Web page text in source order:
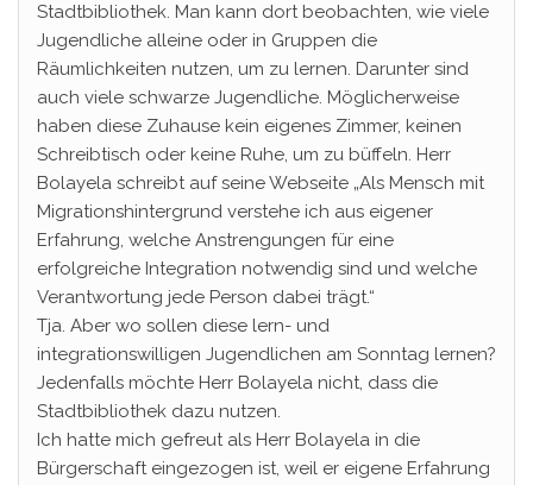
Stadtbibliothek. Man kann dort beobachten, wie viele
Jugendliche alleine oder in Gruppen die
Räumlichkeiten nutzen, um zu lernen. Darunter sind
auch viele schwarze Jugendliche. Möglicherweise
haben diese Zuhause kein eigenes Zimmer, keinen
Schreibtisch oder keine Ruhe, um zu büffeln. Herr
Bolayela schreibt auf seine Webseite „Als Mensch mit
Migrationshintergrund verstehe ich aus eigener
Erfahrung, welche Anstrengungen für eine
erfolgreiche Integration notwendig sind und welche
Verantwortung jede Person dabei trägt.“
Tja. Aber wo sollen diese lern- und
integrationswilligen Jugendlichen am Sonntag lernen?
Jedenfalls möchte Herr Bolayela nicht, dass die
Stadtbibliothek dazu nutzen.
Ich hatte mich gefreut als Herr Bolayela in die
Bürgerschaft eingezogen ist, weil er eigene Erfahrung